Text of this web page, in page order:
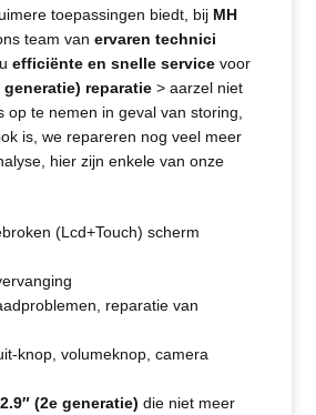
toepassingen biedt, bij MH
team vanervaren technici
uefficiënte en snelle service voor
generatie) reparatie > aarzel niet
op te nemen in geval van storing,
is, we repareren nog veel meer
hier zijn enkele van onze
(Lcd+Touch) scherm
reparatie van
knop, volumeknop, camera
(2e generatie)die niet meer